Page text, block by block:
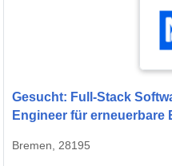
Gesucht: Full-Stack
Engineer für erneuerbare
Bremen, 28195